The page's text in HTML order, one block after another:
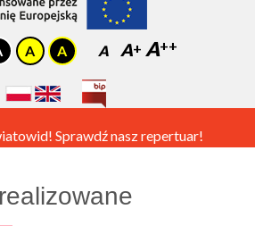
A A A
Sprawdź nasz repertuar!